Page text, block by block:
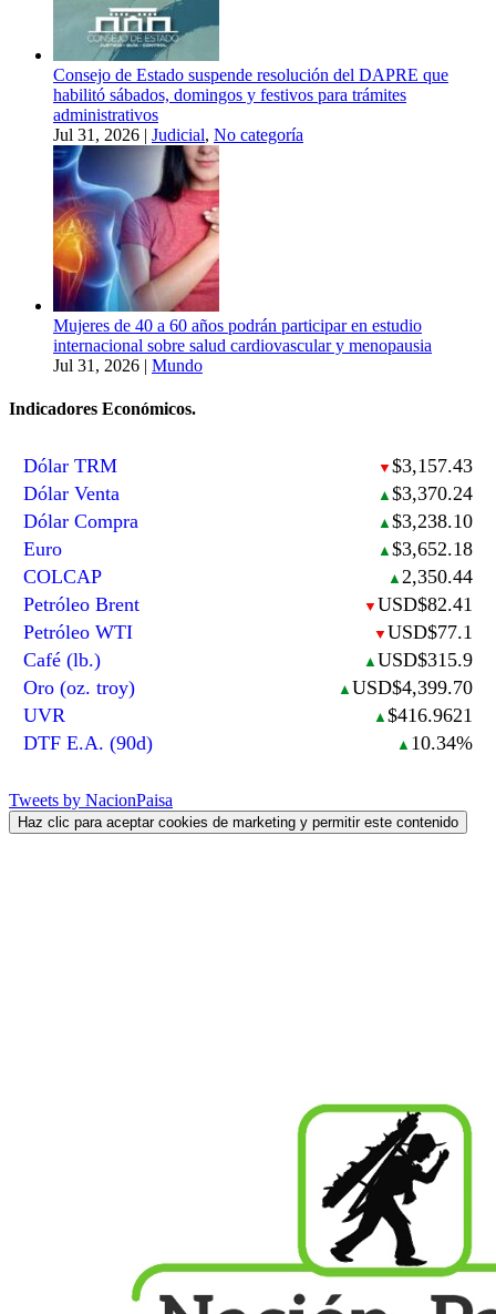
Consejo de Estado suspende resolución del DAPRE que
habilitó sábados, domingos y festivos para trámites
administrativos
Jul 31, 2026 | Judicial, No categoría
Mujeres de 40 a 60 años podrán participar en estudio
internacional sobre salud cardiovascular y menopausia
Jul 31, 2026 | Mundo
Indicadores Económicos.
Dólar TRM ▼ $3,157.43
Dólar Venta
▲ $3,370.24
Dólar Compra
▲ $3,238.10
Euro
▲ $3,652.18
COLCAP
▲ 2,350.44
Petróleo Brent
▼ USD$82.41
Petróleo WTI
▼ USD$77.1
Café (lb.)
▲ USD$315.9
Oro (oz. troy)
▲ USD$4,399.70
UVR
▲ $416.9621
DTF E.A. (90d)
▲ 10.34%
Tweets by NacionPaisa
Haz clic para aceptar cookies de marketing y permitir este contenido